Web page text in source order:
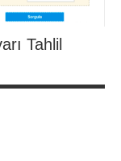
Tahlil